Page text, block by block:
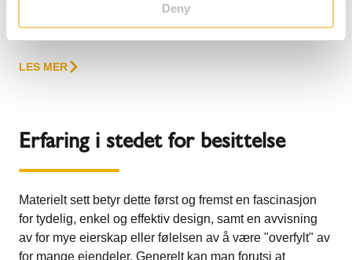
Deny
og energieffektive skorsteinsløsninger, integrerte
ventilasjonssystemer og bærekraftige ovnsystemer.
LES MER
Erfaring i stedet for besittelse
Materielt sett betyr dette først og fremst en fascinasjon
for tydelig, enkel og effektiv design, samt en avvisning
av for mye eierskap eller følelsen av å være "overfylt" av
for mange eiendeler. Generelt kan man forutsi at